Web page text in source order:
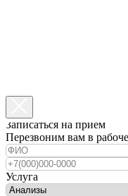
Записаться на прием
Перезвоним вам в
Услуга